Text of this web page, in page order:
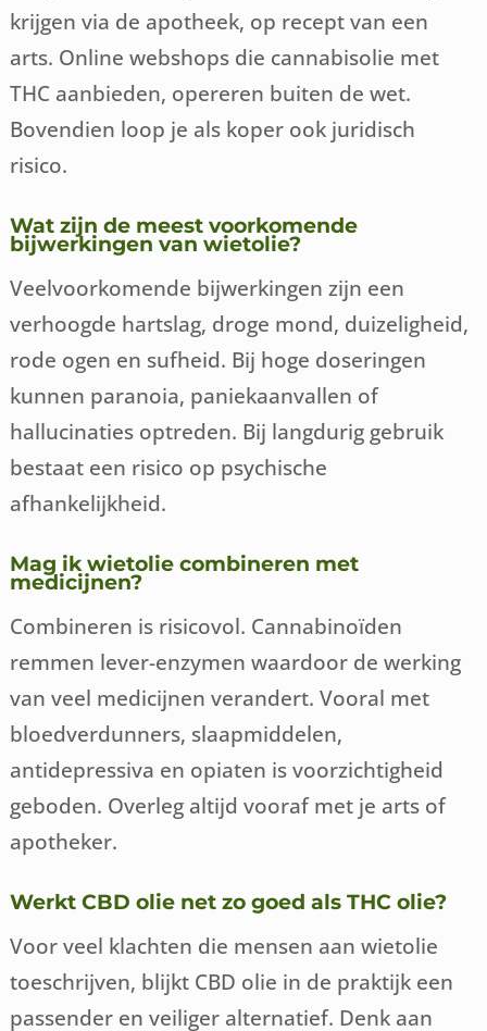
krijgen via de apotheek, op recept van een
arts. Online webshops die cannabisolie met
THC aanbieden, opereren buiten de wet.
Bovendien loop je als koper ook juridisch
risico.
Wat zijn de meest voorkomende
bijwerkingen van wietolie?
Veelvoorkomende bijwerkingen zijn een
verhoogde hartslag, droge mond, duizeligheid,
rode ogen en sufheid. Bij hoge doseringen
kunnen paranoia, paniekaanvallen of
hallucinaties optreden. Bij langdurig gebruik
bestaat een risico op psychische
afhankelijkheid.
Mag ik wietolie combineren met
medicijnen?
Combineren is risicovol. Cannabinoïden
remmen lever-enzymen waardoor de werking
van veel medicijnen verandert. Vooral met
bloedverdunners, slaapmiddelen,
antidepressiva en opiaten is voorzichtigheid
geboden. Overleg altijd vooraf met je arts of
apotheker.
Werkt CBD olie net zo goed als THC olie?
Voor veel klachten die mensen aan wietolie
toeschrijven, blijkt CBD olie in de praktijk een
passender en veiliger alternatief. Denk aan